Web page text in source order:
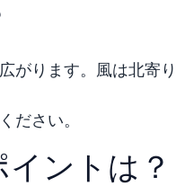
ります。風は北寄り
ださい。
ントは？